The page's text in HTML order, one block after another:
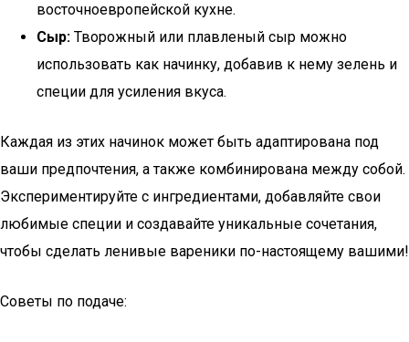
восточноевропейской кухне.
Сыр: Творожный или плавленый сыр можно
использовать как начинку, добавив к нему зелень и
специи для усиления вкуса.
Каждая из этих начинок может быть адаптирована под
ваши предпочтения, а также комбинирована между собой.
Экспериментируйте с ингредиентами, добавляйте свои
любимые специи и создавайте уникальные сочетания,
чтобы сделать ленивые вареники по-настоящему вашими!
Советы по подаче: